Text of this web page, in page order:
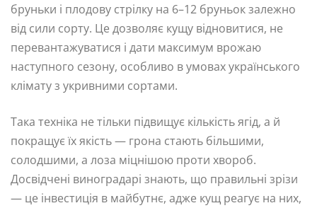
бруньки і плодову стрілку на 6–12 бруньок залежно
від сили сорту. Це дозволяє кущу відновитися, не
перевантажуватися і дати максимум врожаю
наступного сезону, особливо в умовах українського
клімату з укривними сортами.
Така техніка не тільки підвищує кількість ягід, а й
покращує їх якість — грона стають більшими,
солодшими, а лоза міцнішою проти хвороб.
Досвідчені виноградарі знають, що правильні зрізи
— це інвестиція в майбутнє, адже кущ реагує на них,